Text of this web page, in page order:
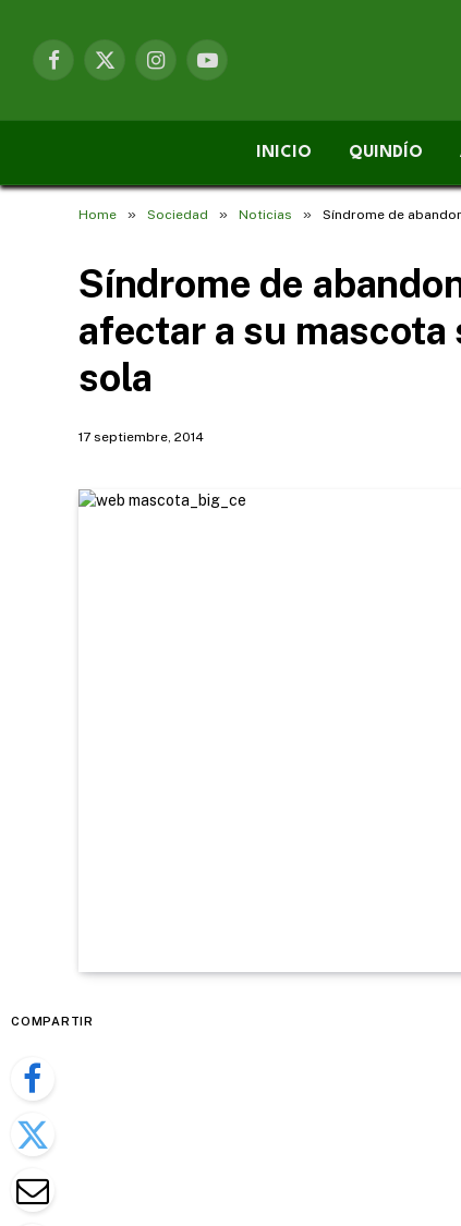
Facebook
X
InstagramYouTube
INICIO QUINDÍO
Home » Sociedad » Noticias » Síndrome de
Síndrome de
afectar a su
sola
17 septiembre, 2014
COMPARTIR